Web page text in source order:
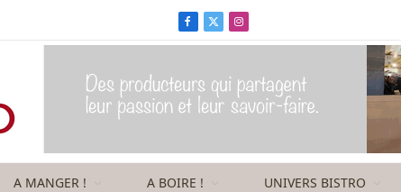
Facebook
X
(Twitter)
Instagram
A MANGER ! A BOIRE ! UNIVERS BISTRO